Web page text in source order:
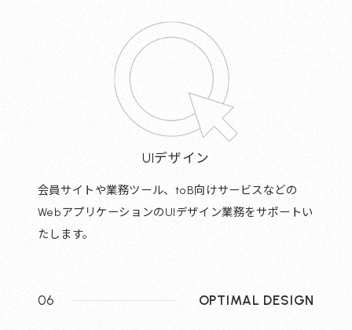
UIデザイン
会員サイトや業務ツール、toB向けサービスなどの
WebアプリケーションのUIデザイン業務をサポートい
たします。
06 OPTIMAL DESIGN